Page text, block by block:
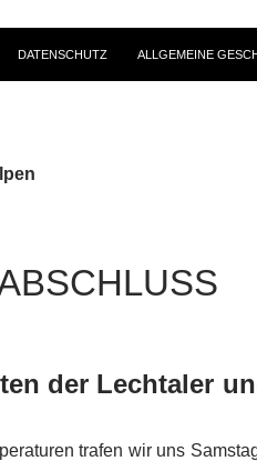
DATENSCHUTZ ALLGEMEINE
der Lechtaler
trafen wir uns